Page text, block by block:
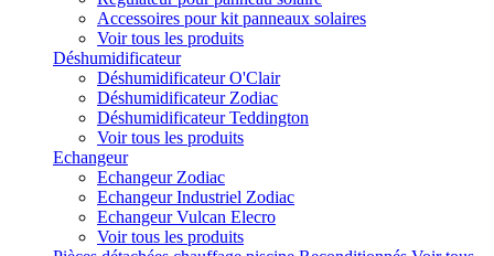
Accessoires pour kit panneaux solaires
Voir tous les produits
Déshumidificateur
Déshumidificateur O'Clair
Déshumidificateur Zodiac
Déshumidificateur Teddington
Voir tous les produits
Echangeur
Echangeur Zodiac
Echangeur Industriel Zodiac
Echangeur Vulcan Elecro
Voir tous les produits